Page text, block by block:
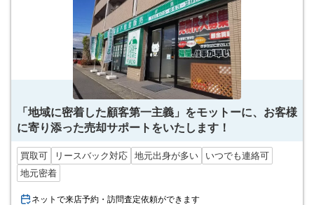
「地域に密着した顧客第一主義」をモットーに、お客様
に寄り添った売却サポートをいたします！
買取可 リースバック対応 地元出身が多い
いつでも連絡可
地元密着
ネットで来店予約・訪問査定依頼ができます